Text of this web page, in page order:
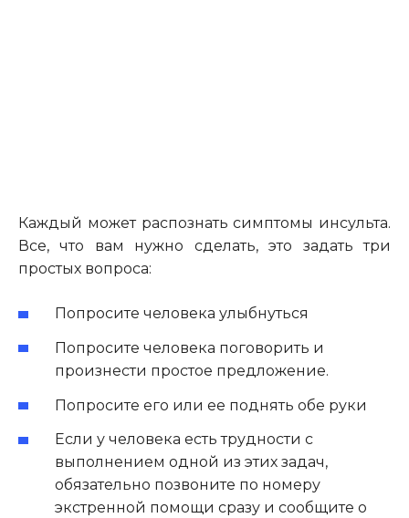
Каждый может распознать симптомы инсульта.
Все, что вам нужно сделать, это задать три
простых вопроса:
Попросите человека улыбнуться
Попросите человека поговорить и
произнести простое предложение.
Попросите его или ее поднять обе руки
Если у человека есть трудности с
выполнением одной из этих задач,
обязательно позвоните по номеру
экстренной помощи сразу и сообщите о